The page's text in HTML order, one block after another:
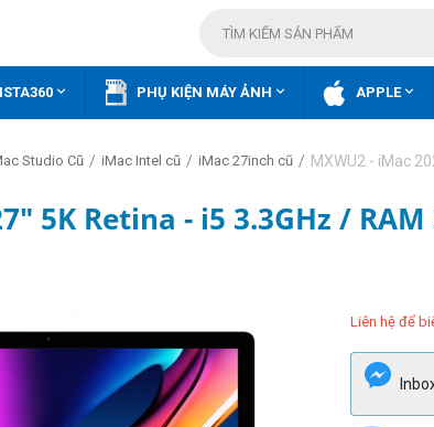
 PHỤ KIỆN MÁY ẢNH  APPLE
Studio Cũ / iMac Intel cũ / iMac 27inch cũ / MXWU2 - iMac
5K Retina - i5 3.3GHz /
Liên hệ để